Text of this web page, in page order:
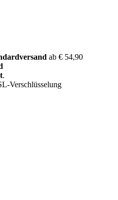
ab € 54,90
.
Verschlüsselung